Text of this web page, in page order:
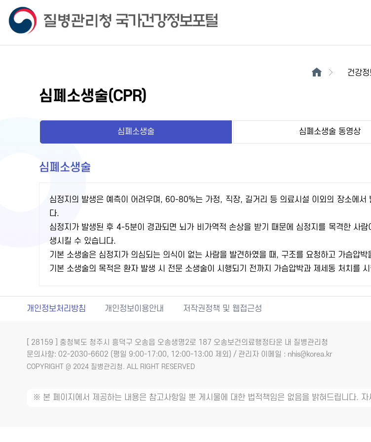
건강정
심폐소생술(CPR)
심폐소생술 심폐소생술 동영상
심폐소생술
심정지의 발생은 예측이 어려우며, 60-80%는 가정, 직장, 길거리 등 의료시설 이외의 장소에
다.
심정지가 발생된 후 4-5분이 경과되면 뇌가 비가역적 손상을 받기 때문에 심정지를 목격한 사
생시킬 수 있습니다.
기본 소생술은 심정지가 의심되는 의식이 없는 사람을 발견하였을 때, 구조를 요청하고 가슴압
기본 소생술의 목적은 환자 발생 시 전문 소생술이 시행되기 전까지 가슴압박과 제세동 처치를
개인정보처리방침 개인정보이용안내 저작권정책 및 웹접근성
[ 28159 ] 충청북도 청주시 흥덕구 오송읍 오송생명2로 187 오송보건의료행정타운 내 질병관리청
문의사항: 02-2030-6602 (평일 9:00-17:00, 12:00-13:00 제외) / 관리자 이메일 : nhis@korea.kr
COPYRIGHT @ 2024 질병관리청. ALL RIGHT RESERVED
※ 본 페이지에서 제공하는 내용은 참고사항일 뿐 게시물에 대한 법적책임은 없음을 밝혀드립니다.